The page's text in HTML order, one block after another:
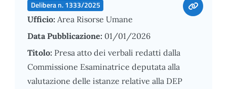
Delibera n. 1333/2025
Ufficio: Area Risorse Umane
Data Pubblicazione: 01/01/2026
Titolo: Presa atto dei verbali redatti dalla
Commissione Esaminatrice deputata alla
valutazione delle istanze relative alla DEP